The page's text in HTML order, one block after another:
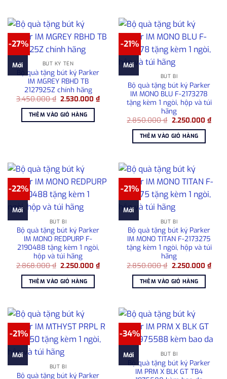
-27%
Mới BÚT KÝ TÊN
Bộ quà tặng bút ký Parker
IM MGREY RBHD TB
2127925Z chính hãng
3.450.000₫ Giá
là:
3.450.000 ₫.
2.530.000₫Giá
2.530.000 ₫.
THÊM VÀO GIỎ HÀNG
-21%
Mới
BÚT BI
Bộ quà tặng bút ký Parker
IM MONO BLU F-2173278
tặng kèm 1 ngòi, hộp và túi
hãng
2.850.000₫ Giá
là:
2.850.000 ₫.
2.250.000 ₫Giá
THÊM VÀO GIỎ HÀNG
-22%
Mới
BÚT BI
Bộ quà tặng bút ký Parker
IM MONO REDPURP F-
2190488 tặng kèm 1 ngòi,
hộp và túi hãng
2.868.000₫ Giá
là:
2.868.000 ₫.
2.250.000₫Giá
hiện
2.250.000 ₫.
THÊM VÀO GIỎ HÀNG
-21%
Mới
BÚT BI
Bộ quà tặng bút ký Parker
IM MONO TITAN F-2173275
tặng kèm 1 ngòi, hộp và túi
hãng
2.850.000₫ Giá
là:
2.850.000 ₫.
2.250.000 ₫Giá
hiện
THÊM VÀO GIỎ HÀNG
-21%
Mới
BÚT BI
Bộ quà tặng bút ký Parker
-34%
Mới BÚT BI
Bộ quà tặng bút ký Parker
IM PRM X BLK GT TB4